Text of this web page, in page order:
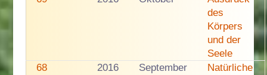
des
Körpers
und der
Seele
68
2016 September
Natürliche